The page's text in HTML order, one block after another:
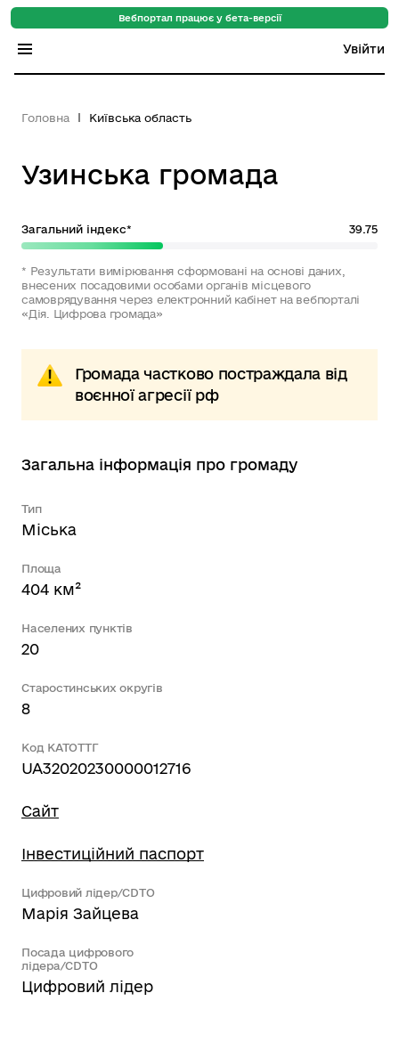
Вебпортал працює у бета-версії
Увійти
Цифровий путівник
Головна Київська область
Узинська громада
Загальний індекс* 39.75
* Результати вимірювання сформовані на основі даних,
внесених посадовими особами органів місцевого
самоврядування через електронний кабінет на вебпорталі
«Дія. Цифрова громада»
Громада частково постраждала від
воєнної агресії рф
Загальна інформація про громаду
Тип
Міська
Площа
404 км²
Населених пунктів
20
Старостинських округів
8
Код КАТОТТГ
UA32020230000012716
Сайт
Інвестиційний паспорт
Цифровий лідер/CDTO
Марія Зайцева
Посада цифрового
лідера/CDTO
Цифровий лідер